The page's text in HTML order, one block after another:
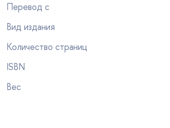
Перевод с
ид издания
Количество страниц
ISBN
ес